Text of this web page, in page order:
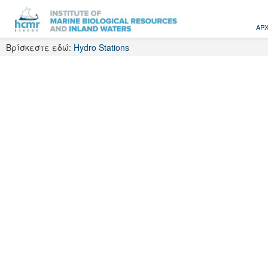
content
Βρίσκεστε εδώ: Hydro Stations